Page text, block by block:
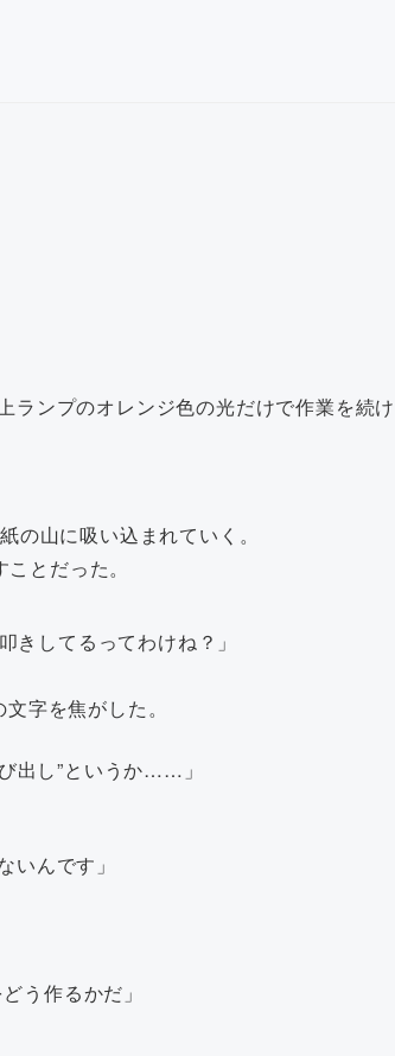
ランプのオレンジ色の光だけで作業を続け
山に吸い込まれていく。
とだった。
きしてるってわけね？」
字を焦がした。
出し”というか……」
いんです」
う作るかだ」